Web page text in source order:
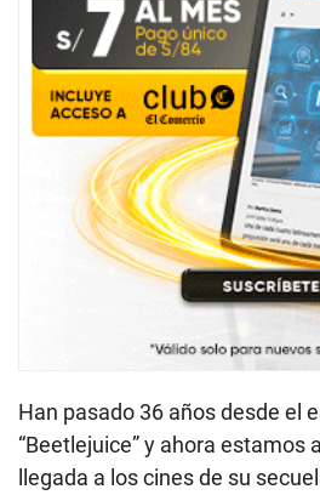
Han pasado 36 años desde el
“Beetlejuice” y ahora estamos
llegada a los cines de su